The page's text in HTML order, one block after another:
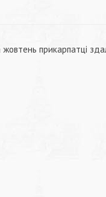
жовтень прикарпатці